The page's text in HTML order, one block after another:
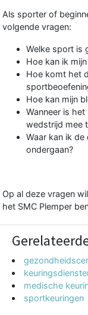
Als sporter of
volgende vragen:
Welke sport is
Hoe kan ik
Hoe komt het
Hoe kan mijn
Wanneer is
wedstrijd mee
Waar kan ik
ondergaan?
Op al deze vragen
het SMC Plemper
medische
sportkeuringen